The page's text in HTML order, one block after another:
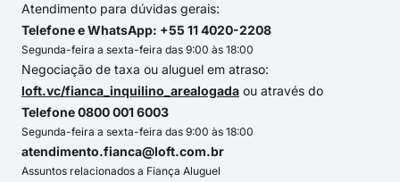
Atendimento para dúvidas gerais:
Telefone e WhatsApp: +55 11 4020-2208
Segunda-feira a sexta-feira das 9:00 às 18:00
Negociação de taxa ou aluguel em atraso:
loft.vc/fianca_inquilino_arealogada ou através do
Telefone 0800 001 6003
Segunda-feira a sexta-feira das 9:00 às 18:00
atendimento.fianca@loft.com.br
Assuntos relacionados a Fiança Aluguel